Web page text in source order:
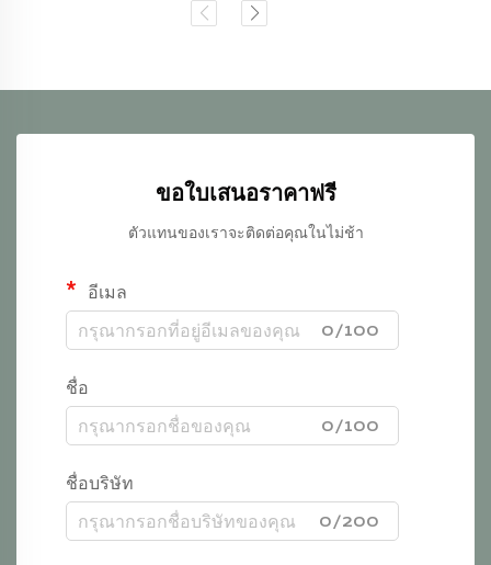
ขอใบเสนอราคาฟรี
ตัวแทนของเราจะติดต่อคุณในไม่ช้า
อีเมล
0/100
ชื่อ
0/100
ชื่อบริษัท
0/200